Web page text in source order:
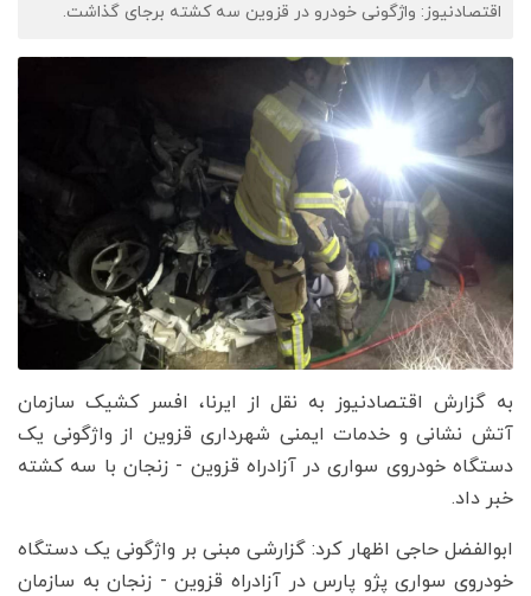
اقتصادنیوز: واژگونی خودرو در قزوین سه کشته برجای گذاشت.
به گزارش اقتصادنیوز به نقل از ایرنا، افسر کشیک سازمان
آتش نشانی و خدمات ایمنی شهرداری قزوین از واژگونی یک
دستگاه خودروی سواری در آزادراه قزوین - زنجان با سه کشته
خبر داد.
ابوالفضل حاجی اظهار کرد: گزارشی مبنی بر واژگونی یک دستگاه
خودروی سواری پژو پارس در آزادراه قزوین - زنجان به سازمان